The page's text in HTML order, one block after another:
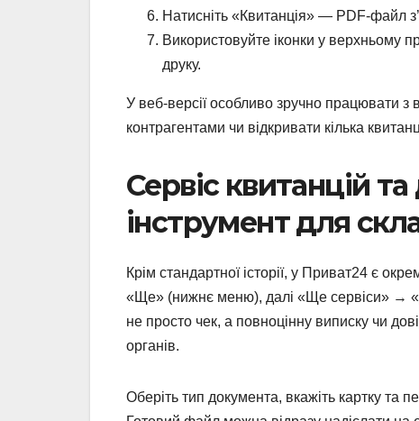
Натисніть «Квитанція» — PDF-файл
Використовуйте іконки у верхньому
друку.
У веб-версії особливо зручно працювати
контрагентами чи відкривати кілька
Сервіс квитанцій
інструмент для
Крім стандартної історії, у Приват24 є
«Ще» (нижнє меню), далі «Ще сервіси» →
не просто чек, а повноцінну виписку чи
органів.
Оберіть тип документа, вкажіть картку та